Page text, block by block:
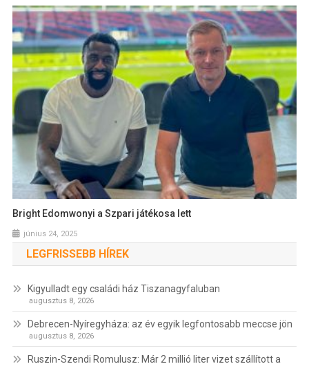
Bright Edomwonyi a Szpari játékosa lett
június 24, 2025
LEGFRISSEBB HÍREK
Kigyulladt egy családi ház Tiszanagyfaluban
augusztus 8, 2026
Debrecen-Nyíregyháza: az év egyik legfontosabb meccse jön
augusztus 8, 2026
Ruszin-Szendi Romulusz: Már 2 millió liter vizet szállított a